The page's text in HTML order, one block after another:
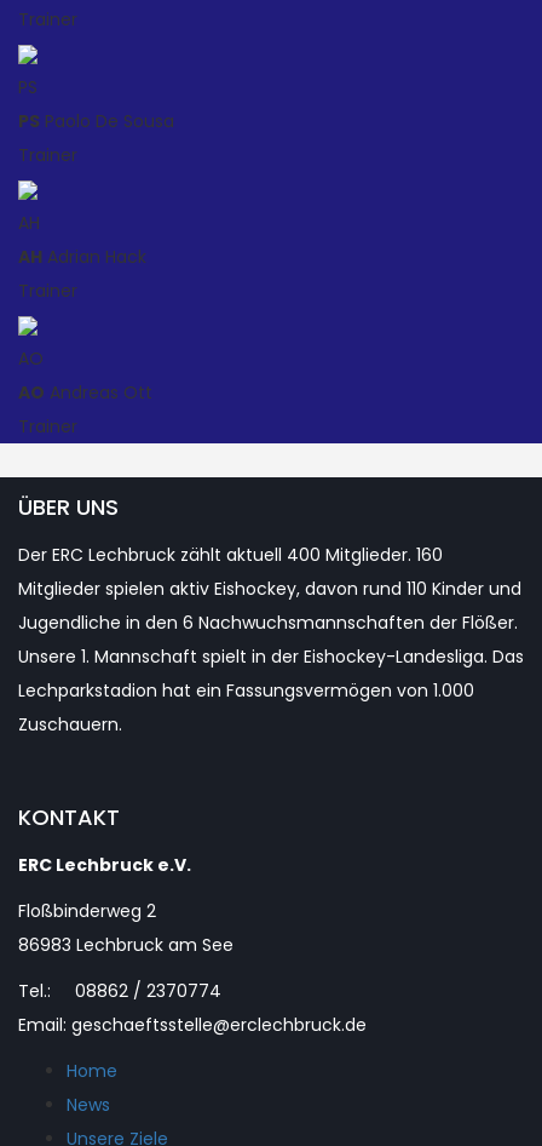
Trainer
PS
PS Paolo De Sousa
Trainer
AH
AH Adrian Hack
Trainer
AO
AO Andreas Ott
Trainer
ÜBER UNS
Der ERC Lechbruck zählt aktuell 400 Mitglieder. 160
Mitglieder spielen aktiv Eishockey, davon rund 110 Kinder und
Jugendliche in den 6 Nachwuchsmannschaften der Flößer.
Unsere 1. Mannschaft spielt in der Eishockey-Landesliga. Das
Lechparkstadion hat ein Fassungsvermögen von 1.000
Zuschauern.
KONTAKT
ERC Lechbruck e.V.
Floßbinderweg 2
86983 Lechbruck am See
Tel.: 08862 / 2370774
Email: geschaeftsstelle@erclechbruck.de
Home
News
Unsere Ziele